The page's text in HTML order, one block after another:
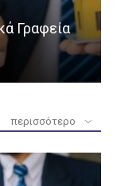
Γραφεία
περισσότερο